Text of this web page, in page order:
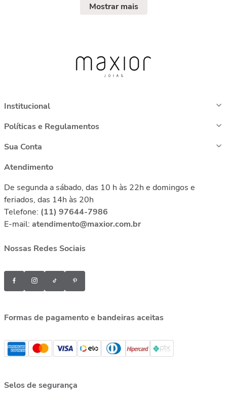
Mostrar mais
Institucional
Políticas e Regulamentos
Sua Conta
Atendimento
De segunda a sábado, das 10 h às 22h e domingos e
feriados, das 14h às 20h
Telefone: (11) 97644-7986
E-mail: atendimento@maxior.com.br
Nossas Redes Sociais
Formas de pagamento e bandeiras aceitas
Selos de segurança